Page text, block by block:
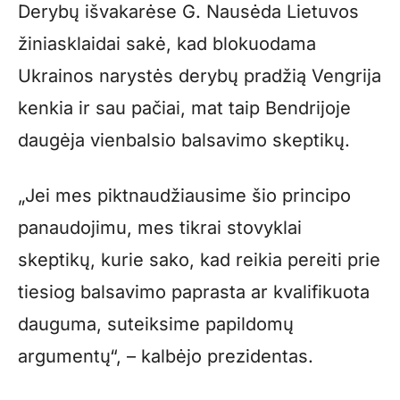
Derybų išvakarėse G. Nausėda Lietuvos
žiniasklaidai sakė, kad blokuodama
Ukrainos narystės derybų pradžią Vengrija
kenkia ir sau pačiai, mat taip Bendrijoje
daugėja vienbalsio balsavimo skeptikų.
„Jei mes piktnaudžiausime šio principo
panaudojimu, mes tikrai stovyklai
skeptikų, kurie sako, kad reikia pereiti prie
tiesiog balsavimo paprasta ar kvalifikuota
dauguma, suteiksime papildomų
argumentų“, – kalbėjo prezidentas.